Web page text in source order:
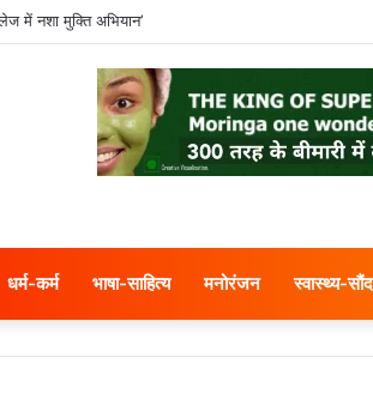
में नशा मुक्ति अभियान’
धर्म-कर्म भाषा-साहित्य मनोरंजन स्वास्थ्य-